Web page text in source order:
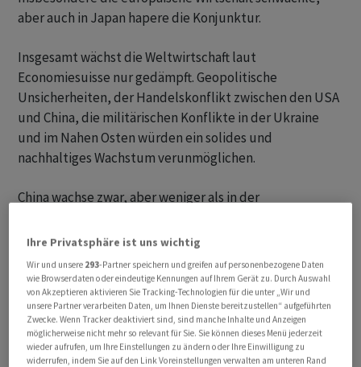
aber auch in Japan hapere die Konjunktur.
Insgesamt wächst die Weltwirtschaft laut
Economiesuisse nur gedämpft. Geopolitische
Unsicherheiten, der Handelskonflikt zwischen den USA
und China, die militärischen Konflikte in der Ukraine
und im Nahen Osten würden ein solides und
nachhaltiges Wachstum verunmöglichen.
China wachse zwar, aber weniger als in der
Handelskonflikt vor allem die Immobilienkrise.
Demgegenüber lege die Konjunktur in den USA trotz
hohen Zinsen erstaunlich robust zu. «Die Kehrseite ist
allerdings, dass die Inflation in den USA nicht so rasch
auf die Zielgrösse von zwei Prozent zurückkommt»,
schrieb Economiesuisse.
Ihre Privatsphäre ist uns wichtig
Wir und unsere 293-Partner speichern und greifen auf personenbezogene Daten
wie Browserdaten oder eindeutige Kennungen auf Ihrem Gerät zu. Durch Auswahl
von Akzeptieren aktivieren Sie Tracking-Technologien für die unter „Wir und
unsere Partner verarbeiten Daten, um Ihnen Dienste bereitzustellen“ aufgeführten
Zwecke. Wenn Tracker deaktiviert sind, sind manche Inhalte und Anzeigen
möglicherweise nicht mehr so relevant für Sie. Sie können dieses Menü jederzeit
wieder aufrufen, um Ihre Einstellungen zu ändern oder Ihre Einwilligung zu
widerrufen, indem Sie auf den Link Voreinstellungen verwalten am unteren Rand